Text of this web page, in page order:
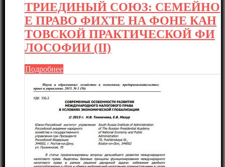
ТРИЕДИНЫЙ СОЮЗ: СЕМЕЙНО
Е ПРАВО ФИХТЕ НА ФОНЕ КАН
ТОВСКОЙ ПРАКТИЧЕСКОЙ ФИ
ЛОСОФИИ (II)
Подробнее